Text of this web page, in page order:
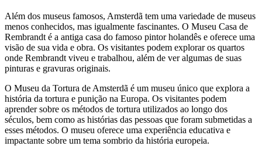
Além dos museus famosos, Amsterdã tem uma variedade de museus
menos conhecidos, mas igualmente fascinantes. O Museu Casa de
Rembrandt é a antiga casa do famoso pintor holandês e oferece uma
visão de sua vida e obra. Os visitantes podem explorar os quartos
onde Rembrandt viveu e trabalhou, além de ver algumas de suas
pinturas e gravuras originais.
O Museu da Tortura de Amsterdã é um museu único que explora a
história da tortura e punição na Europa. Os visitantes podem
aprender sobre os métodos de tortura utilizados ao longo dos
séculos, bem como as histórias das pessoas que foram submetidas a
esses métodos. O museu oferece uma experiência educativa e
impactante sobre um tema sombrio da história europeia.